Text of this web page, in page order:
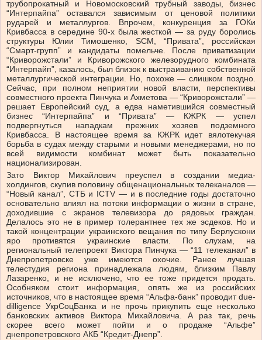
трубопрокатный и Новомосковский трубный заводы, бизнес
“Интерпайпа” оставался зависимым от ценовой политики
рударей и металлургов. Впрочем, конкуренция за ГОКи
Кривбасса в середине 90-х была жесткой — за руду боролись
структуры Юлии Тимошенко, SCM, “Привата”, российская
“Смарт-групп” и кандидаты помельче. После приватизации
“Криворожстали” и Криворожского железорудного комбината
“Интерпайп”, казалось, был близок к выстраиванию собственной
металлургической интеграции. Но, похоже — слишком поздно.
Сейчас, при полном неприятии новой власти, перспективы
совместного проекта Пинчука и Ахметова — “Криворожстали” —
решает Европейский суд, а едва наметившийся совместный
бизнес “Интерпайпа” и “Привата” — КЖРК — успел
подвергнуться нападкам прежних хозяев подземного
Кривбасса. В настоящее время за КЖРК идет вялотекучая
борьба в судах между старыми и новыми менеджерами, но по
всей видимости комбинат может быть показательно
национализирован.
Зато Виктор Михайлович преуспел в создании медиа-
холдингов, скупив половину общенациональных телеканалов —
“Новый канал”, СТБ и ICTV — и в последние годы достаточно
основательно влиял на потоки информации о жизни в стране,
доходившие с экранов телевизора до рядовых граждан.
Делалось это не в пример толерантнее тех же эсдеков. Но и
такой концентрации украинского вещания по типу Берлускони
яро противятся украинские власти. По слухам, на
региональный телепроект Виктора Пинчука — “11 телеканал” в
Днепропетровске уже имеются охочие. Ранее лучшая
телестудия региона принадлежала людям, близким Павлу
Лазаренко, и не исключено, что ее тоже придется продать.
Особняком стоит информация, опять же из российских
источников, что в настоящее время “Альфа-банк” проводит due-
dilligence УкрСоцБанка и не прочь прикупить еще несколько
банковских активов Виктора Михайловича. А раз так, речь
скорее всего может пойти и о продаже “Альфе”
днепропетровского АКБ “Кредит-Днепр”.